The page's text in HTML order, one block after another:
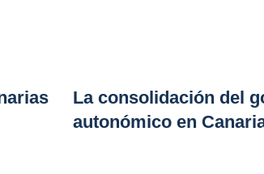
La consolidación del
autonómico en